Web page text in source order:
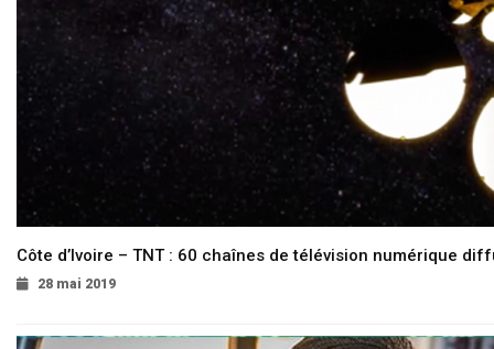
Côte d’Ivoire – TNT : 60 chaînes de télévision numérique
28 mai 2019